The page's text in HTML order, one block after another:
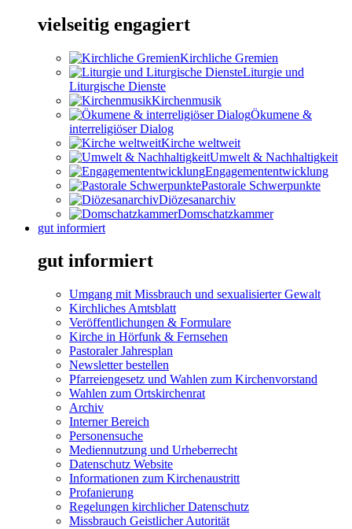
vielseitig engagiert
Kirchliche Gremien
Liturgie und
Liturgische Dienste
Kirchenmusik
Ökumene &
interreligiöser Dialog
Kirche weltweit
Umwelt & Nachhaltigkeit
Engagemententwicklung
Pastorale Schwerpunkte
Diözesanarchiv
Domschatzkammer
gut informiert
gut informiert
Umgang mit Missbrauch und sexualisierter Gewalt
Kirchliches Amtsblatt
Veröffentlichungen & Formulare
Kirche in Hörfunk & Fernsehen
Pastoraler Jahresplan
Newsletter bestellen
Pfarreiengesetz und Wahlen zum Kirchenvorstand
Wahlen zum Ortskirchenrat
Archiv
Interner Bereich
Personensuche
Mediennutzung und Urheberrecht
Datenschutz Website
Informationen zum Kirchenaustritt
Profanierung
Regelungen kirchlicher Datenschutz
Missbrauch Geistlicher Autorität